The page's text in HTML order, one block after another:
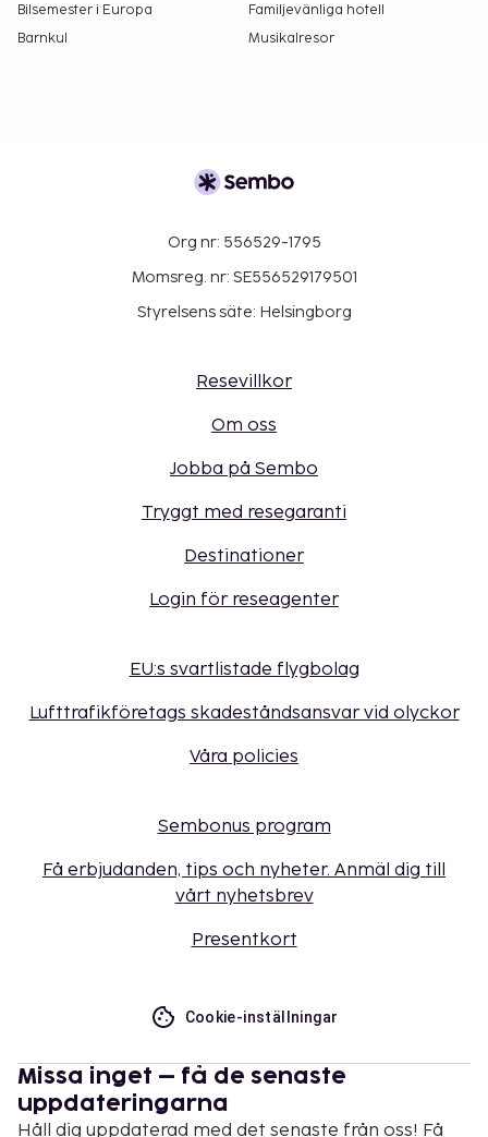
Bilsemester i Europa
Familjevänliga hotell
Barnkul
Musikalresor
Org nr: 556529-1795
Momsreg. nr: SE556529179501
Styrelsens säte: Helsingborg
Resevillkor
Om oss
Jobba på Sembo
Tryggt med resegaranti
Destinationer
Login för reseagenter
EU:s svartlistade flygbolag
Lufttrafikföretags skadeståndsansvar vid olyckor
Våra policies
Sembonus program
Få erbjudanden, tips och nyheter. Anmäl dig till
vårt nyhetsbrev
Presentkort
Cookie-inställningar
Missa inget – få de senaste
uppdateringarna
Håll dig uppdaterad med det senaste från oss! Få